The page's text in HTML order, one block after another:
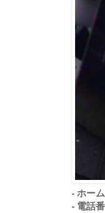
- ホー
- 電話